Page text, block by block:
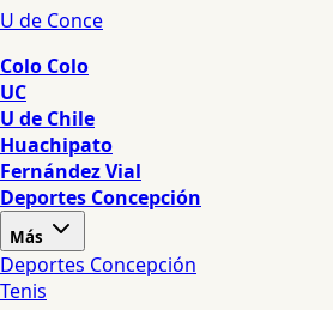
U de Conce
Colo Colo
UC
U de Chile
Huachipato
Fernández Vial
Deportes Concepción
Más
Deportes Concepción
Tenis